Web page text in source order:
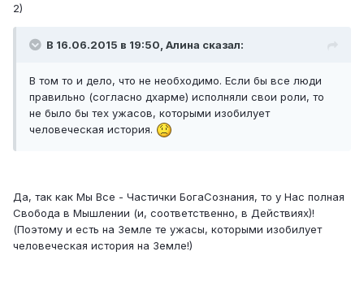
2)
В 16.06.2015 в 19:50, Алина сказал:
В том то и дело, что не необходимо. Если бы все люди
правильно (согласно дхарме) исполняли свои роли, то
не было бы тех ужасов, которыми изобилует
человеческая история.
Да, так как Мы Все - Частички БогаСознания, то у Нас полная
Свобода в Мышлении (и, соответственно, в Действиях)!
(Поэтому и есть на Земле те ужасы, которыми изобилует
человеческая история на Земле!)